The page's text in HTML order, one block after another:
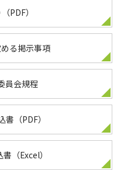
PDF）
る掲示事項
員会規程
（PDF）
（Excel）